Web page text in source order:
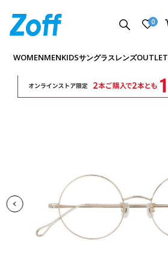
0
WOMENMENKIDSサングラスレンズOUTLET
商品詳細ページへ